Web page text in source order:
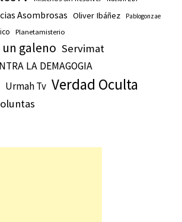
Asombrosas Oliver Ibáñez Pablogonzae
Planetamisterio
galeno Servimat
LA DEMAGOGIA
Urmah Tv Verdad Oculta